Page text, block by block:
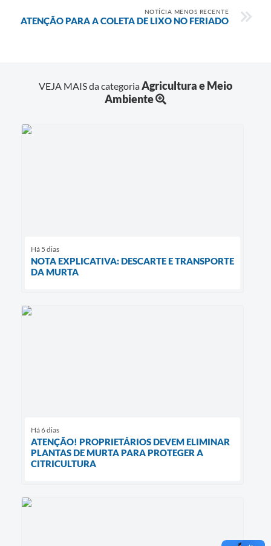
NOTÍCIA MENOS RECENTE
ATENÇÃO PARA A COLETA DE LIXO NO FERIADO
VEJA MAIS da categoriaAgricultura e Meio
Ambiente
Há 5 dias
NOTA EXPLICATIVA: DESCARTE E TRANSPORTE
DA MURTA
Há 6 dias
ATENÇÃO! PROPRIETÁRIOS DEVEM ELIMINAR
PLANTAS DE MURTA PARA PROTEGER A
CITRICULTURA